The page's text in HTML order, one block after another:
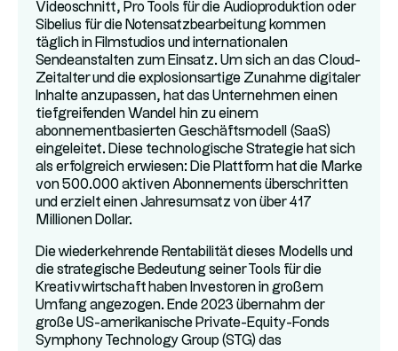
Videoschnitt, Pro Tools für die Audioproduktion oder
Sibelius für die Notensatzbearbeitung kommen
täglich in Filmstudios und internationalen
Sendeanstalten zum Einsatz. Um sich an das Cloud-
Zeitalter und die explosionsartige Zunahme digitaler
Inhalte anzupassen, hat das Unternehmen einen
tiefgreifenden Wandel hin zu einem
abonnementbasierten Geschäftsmodell (SaaS)
eingeleitet. Diese technologische Strategie hat sich
als erfolgreich erwiesen: Die Plattform hat die Marke
von 500.000 aktiven Abonnements überschritten
und erzielt einen Jahresumsatz von über 417
Millionen Dollar.
Die wiederkehrende Rentabilität dieses Modells und
die strategische Bedeutung seiner Tools für die
Kreativwirtschaft haben Investoren in großem
Umfang angezogen. Ende 2023 übernahm der
große US-amerikanische Private-Equity-Fonds
Symphony Technology Group (STG) das